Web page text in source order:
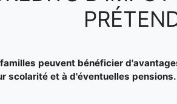
peuvent bénéficier
scolarité et à d'éventuelles pensions.